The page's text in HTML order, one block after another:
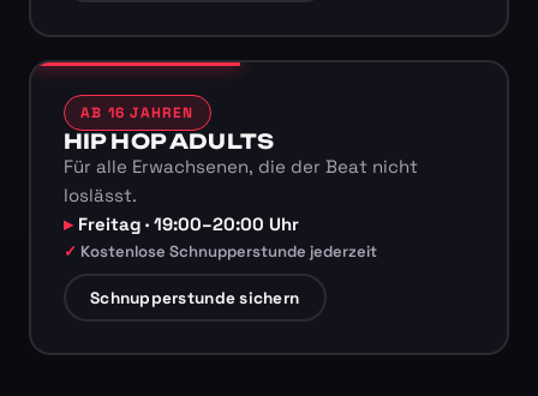
AB 16 JAHREN
HIP HOP ADULTS
Für alle Erwachsenen, die der Beat nicht
loslässt.
Freitag · 19:00–20:00 Uhr
Kostenlose Schnupperstunde jederzeit
Schnupperstunde sichern